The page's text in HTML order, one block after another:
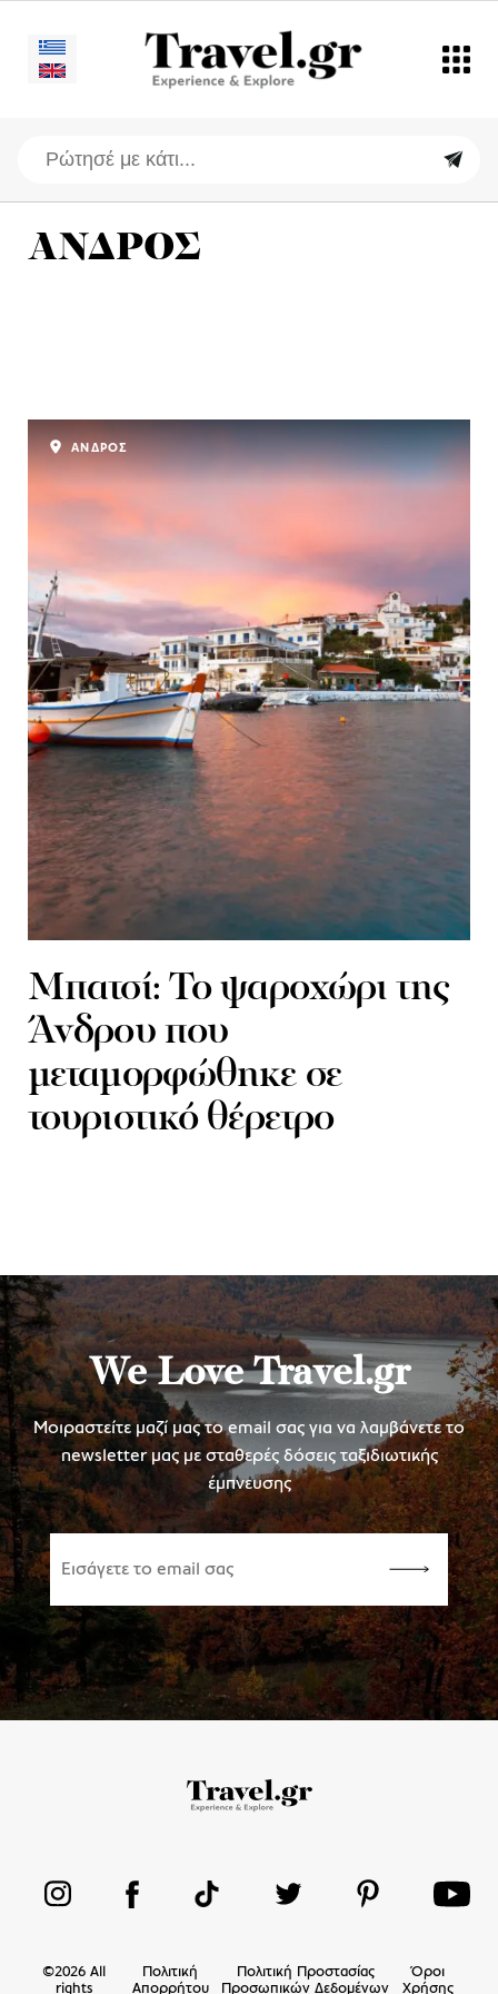
ΑΝΔΡΟΣ
Μπατσί: To ψαροχώρι της
Άνδρου που
μεταμορφώθηκε σε
τουριστικό θέρετρο
ΑΝΔΡΟΣ
We Love Travel.gr
Μοιραστείτε μαζί μας το email σας για να λαμβάνετε το
newsletter μας με σταθερές δόσεις ταξιδιωτικής
έμπνευσης
©2026 All
rights
Πολιτική
Απορρήτου
Πολιτική Προστασίας
Προσωπικών Δεδομένων
Όροι
Χρήσης